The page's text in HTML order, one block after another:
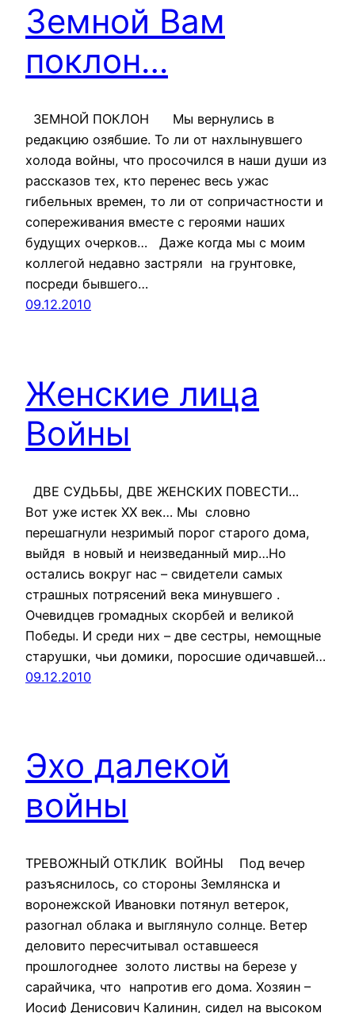
Земной Вам
поклон…
ЗЕМНОЙ ПОКЛОН Мы вернулись в
редакцию озябшие. То ли от нахлынувшего
холода войны, что просочился в наши души из
рассказов тех, кто перенес весь ужас
гибельных времен, то ли от сопричастности и
сопереживания вместе с героями наших
будущих очерков… Даже когда мы с моим
коллегой недавно застряли на грунтовке,
посреди бывшего…
09.12.2010
Женские лица
Войны
ДВЕ СУДЬБЫ, ДВЕ ЖЕНСКИХ ПОВЕСТИ…
Вот уже истек ХХ век… Мы словно
перешагнули незримый порог старого дома,
выйдя в новый и неизведанный мир…Но
остались вокруг нас – свидетели самых
страшных потрясений века минувшего .
Очевидцев громадных скорбей и великой
Победы. И среди них – две сестры, немощные
старушки, чьи домики, поросшие одичавшей…
09.12.2010
Эхо далекой
войны
ТРЕВОЖНЫЙ ОТКЛИК ВОЙНЫ Под вечер
разъяснилось, со стороны Землянска и
воронежской Ивановки потянул ветерок,
разогнал облака и выглянуло солнце. Ветер
деловито пересчитывал оставшееся
прошлогоднее золото листвы на березе у
сарайчика, что напротив его дома. Хозяин –
Иосиф Денисович Калинин, сидел на высоком